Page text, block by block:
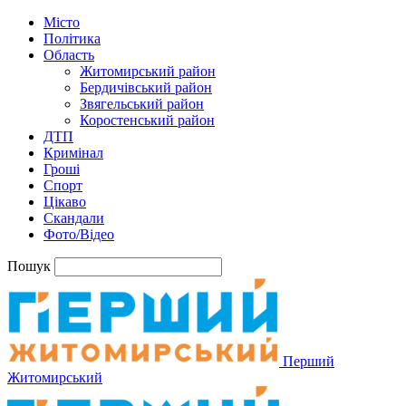
Місто
Політика
Область
Житомирський район
Бердичівський район
Звягельський район
Коростенський район
ДТП
Кримінал
Гроші
Спорт
Цікаво
Скандали
Фото/Відео
Пошук
Перший
Житомирський